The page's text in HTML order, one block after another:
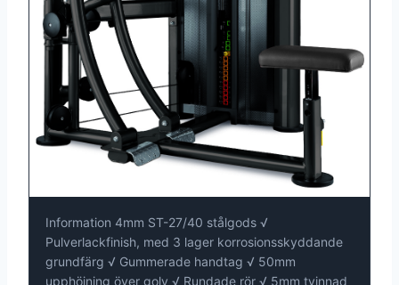
Information 4mm ST-27/40 stålgods √
Pulverlackfinish, med 3 lager korrosionsskyddande
grundfärg √ Gummerade handtag √ 50mm
upphöjning över golv √ Rundade rör √ 5mm tvinnad